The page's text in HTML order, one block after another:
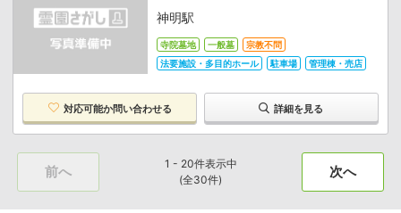
神明駅
寺院墓地 一般墓
宗教不問
法要施設・多目的ホール
駐車場 管理棟・売店
対応可能か問い合わせる 詳細を見る
前へ
1 - 20件表示中
(全30件)
次へ